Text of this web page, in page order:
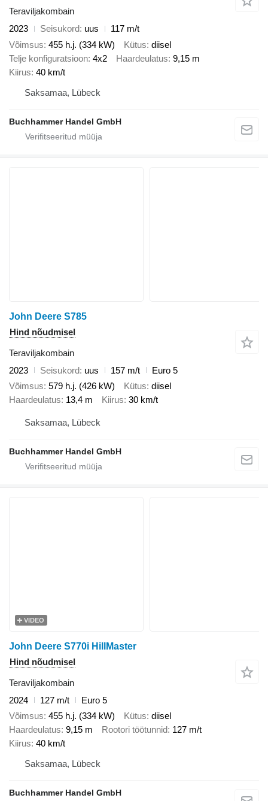
Teraviljakombain
2023
Seisukord uus
117 m/t
Võimsus 455 h.j. (334 kW) Kütus diisel
Telje konfiguratsioon 4x2 Haardeulatus 9,15 m
Kiirus 40 km/t
Saksamaa, Lübeck
Buchhammer Handel GmbH
John Deere S785
Hind nõudmisel
Teraviljakombain
2023
Seisukord uus 157 m/t
Euro 5
Võimsus 579 h.j. (426 kW) Kütus diisel
Haardeulatus 13,4 m Kiirus 30 km/t
Saksamaa, Lübeck
Buchhammer Handel GmbH
VIDEO
John Deere S770i HillMaster
Hind nõudmisel
Teraviljakombain
2024
127 m/t
Euro 5
Võimsus 455 h.j. (334 kW) Kütus diisel
Haardeulatus 9,15 m Rootori töötunnid 127 m/t
Kiirus 40 km/t
Saksamaa, Lübeck
Buchhammer Handel GmbH